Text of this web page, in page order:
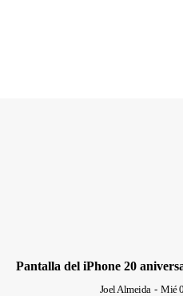
Pantalla del iPhone 20
Joel Almeida - Mié